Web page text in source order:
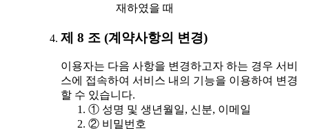
재하였을 때
제 8 조 (계약사항의 변경)
이용자는 다음 사항을 변경하고자 하는 경우 서비
스에 접속하여 서비스 내의 기능을 이용하여 변경
할 수 있습니다.
① 성명 및 생년월일, 신분, 이메일
② 비밀번호